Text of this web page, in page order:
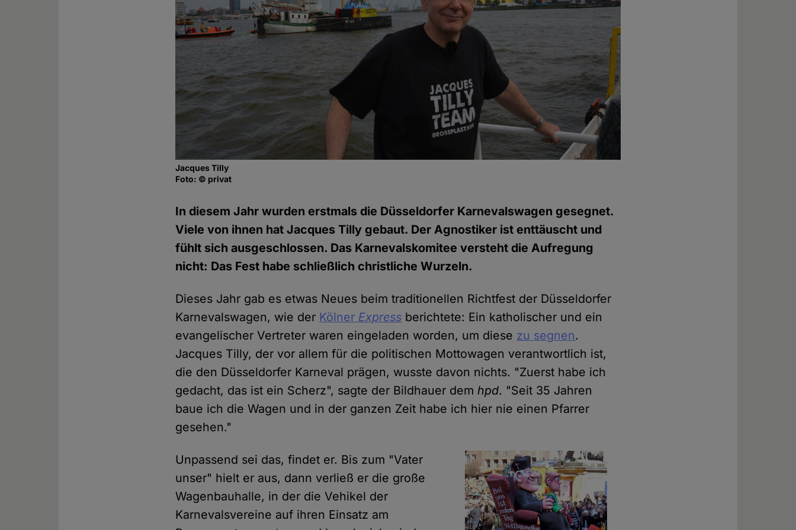
Jacques Tilly
Foto: © privat
In diesem Jahr wurden erstmals die Düsseldorfer Karnevalswagen gesegnet.
Viele von ihnen hat Jacques Tilly gebaut. Der Agnostiker ist enttäuscht und
fühlt sich ausgeschlossen. Das Karnevalskomitee versteht die Aufregung
nicht: Das Fest habe schließlich christliche Wurzeln.
Dieses Jahr gab es etwas Neues beim traditionellen Richtfest der Düsseldorfer
Karnevalswagen, wie der Kölner Express berichtete: Ein katholischer und ein
evangelischer Vertreter waren eingeladen worden, um diese zu segnen.
Jacques Tilly, der vor allem für die politischen Mottowagen verantwortlich ist,
die den Düsseldorfer Karneval prägen, wusste davon nichts. "Zuerst habe ich
gedacht, das ist ein Scherz", sagte der Bildhauer demhpd. "Seit 35 Jahren
baue ich die Wagen und in der ganzen Zeit habe ich hier nie einen Pfarrer
gesehen."
Unpassend sei das, findet er. Bis zum "Vater
unser" hielt er aus, dann verließ er die große
Wagenbauhalle, in der die Vehikel der
Karnevalsvereine auf ihren Einsatz am